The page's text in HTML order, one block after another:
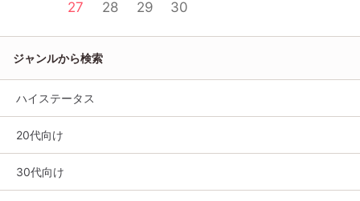
27
28 29 30
ジャンルから検索
ハイステータス
20代向け
30代向け